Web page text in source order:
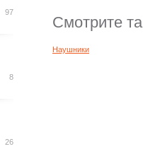
Смотрите
Наушники
97
8
26